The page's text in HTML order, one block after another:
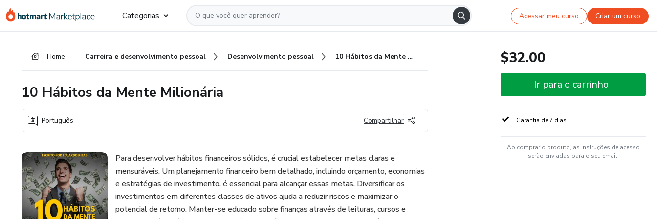
para
para
para
Categorias Acessar meu curso Criar um curso
Home Carreira e desenvolvimento pessoal Desenvolvimento pessoal 10 Hábitos da Mente Milionária
10 Hábitos da Mente Milionária
Português Compartilhar
Para desenvolver hábitos financeiros sólidos, é crucial estabelecer metas claras e
mensuráveis. Um planejamento financeiro bem detalhado, incluindo orçamento, economias
e estratégias de investimento, é essencial para alcançar essas metas. Diversificar os
investimentos em diferentes classes de ativos ajuda a reduzir riscos e maximizar o
potencial de retorno. Manter-se educado sobre finanças através de leituras, cursos e
$32.00
Ir para o carrinho
Garantia de 7 dias
Ao comprar o produto, as instruções de acesso
serão enviadas para o seu email.